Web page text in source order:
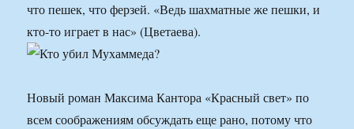
что пешек, что ферзей. «Ведь шахматные же пешки, и
кто-то играет в нас» (Цветаева).
Новый роман Максима Кантора «Красный свет» по
всем соображениям обсуждать еще рано, потому что